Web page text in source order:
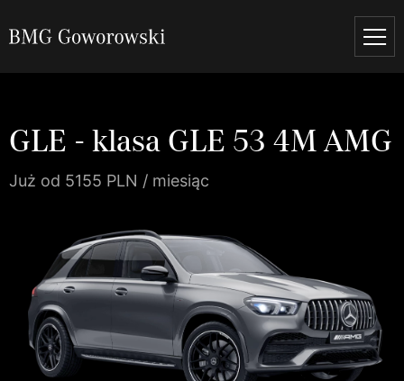
GLE - klasa GLE 53 4M AMG
Już od 5155 PLN / miesiąc